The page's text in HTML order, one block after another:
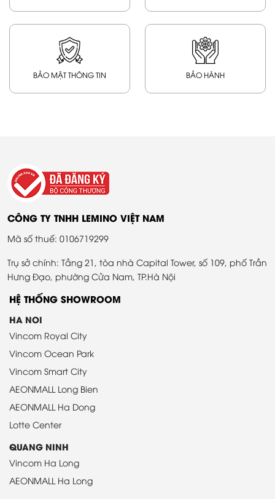
BẢO MẬT THÔNG TIN BẢO HÀNH
CÔNG TY TNHH LEMINO VIỆT NAM
Mã số thuế: 0106719299
Trụ sở chính: Tầng 21, tòa nhà Capital Tower, số 109, phố Trần
Hưng Đạo, phường Cửa Nam, TP.Hà Nội
HỆ THỐNG SHOWROOM
HA NOI
Vincom Royal City
Vincom Ocean Park
Vincom Smart City
AEONMALL Long Bien
AEONMALL Ha Dong
Lotte Center
QUANG NINH
Vincom Ha Long
AEONMALL Ha Long